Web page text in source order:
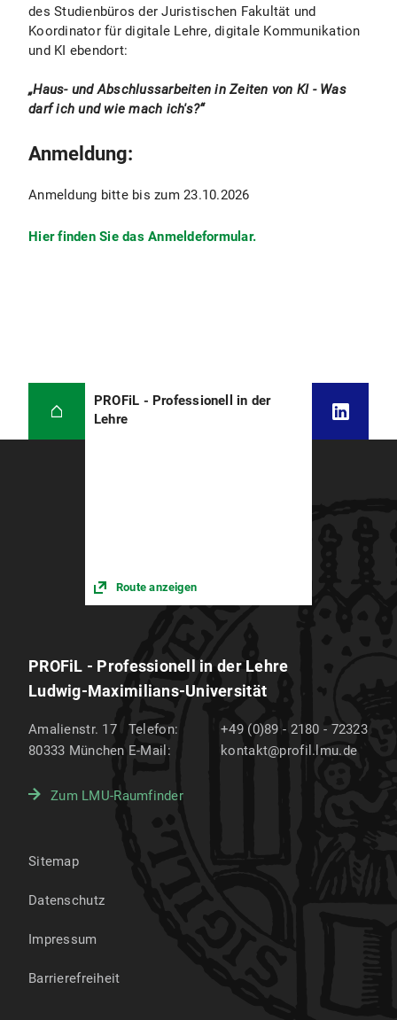
des Studienbüros der Juristischen Fakultät und
Koordinator für digitale Lehre, digitale Kommunikation
und KI ebendort:
„Haus- und Abschlussarbeiten in Zeiten von KI - Was
darf ich und wie mach ich's?“
Anmeldung:
Anmeldung bitte bis zum 23.10.2026
Hier finden Sie das Anmeldeformular.
PROFiL - Professionell in der
Lehre
Route anzeigen
PROFiL - Professionell in der Lehre
Ludwig-Maximilians-Universität
Amalienstr. 17
80333 München
Telefon:
+49 (0)89 - 2180 - 72323
E-Mail:
kontakt@profil.lmu.de
Zum LMU-Raumfinder
Sitemap
Datenschutz
Impressum
Barrierefreiheit